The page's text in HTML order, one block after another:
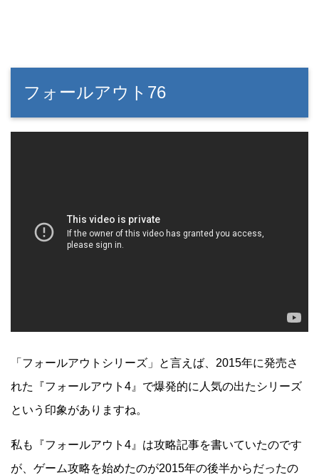
フォールアウト76
「フォールアウトシリーズ」と言えば、2015年に発売さ
れた『フォールアウト4』で爆発的に人気の出たシリーズ
という印象がありますね。
私も『フォールアウト4』は攻略記事を書いていたのです
が、ゲーム攻略を始めたのが2015年の後半からだったの